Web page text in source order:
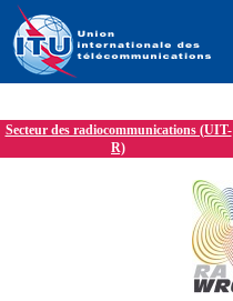
Secteur des radiocommunications (UIT-
R)